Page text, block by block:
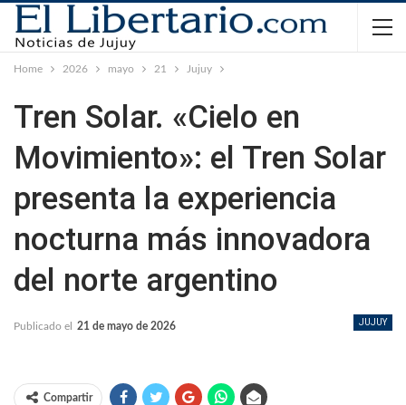
Home 2026 mayo 21 Jujuy
Tren Solar. «Cielo en
Movimiento»: el Tren Solar
presenta la experiencia
nocturna más innovadora
del norte argentino
JUJUY
Publicado el 21 de mayo de 2026
Compartir